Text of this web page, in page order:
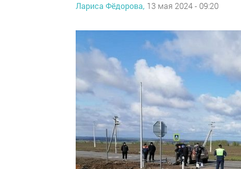
Лариса Фёдорова, 13 мая 2024 - 09:20